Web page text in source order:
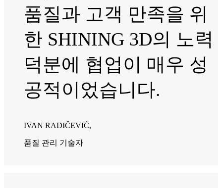
품질과 고객 만족을 위
한 SHINING 3D의 노력
덕분에 협업이 매우 성
공적이었습니다.
IVAN RADIČEVIĆ,
품질 관리 기술자